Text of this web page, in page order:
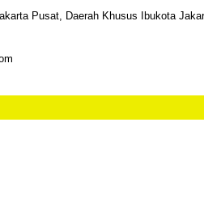
Pusat, Daerah Khusus Ibukota